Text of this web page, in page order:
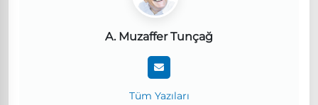
A. Muzaffer Tunçağ
Tüm Yazıları